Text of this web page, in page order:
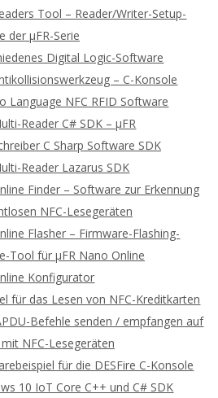
Tool – Reader/Writer-Setup-
der μFR-Serie
Digital Logic-Software
– C-Konsole
Language NFC RFID Software
Reader C# SDK – μFR
C Sharp Software SDK
Reader Lazarus SDK
Finder – Software zur Erkennung
NFC-Lesegeräten
Flasher – Firmware-Flashing-
Tool für μFR Nano Online
Konfigurator
für das Lesen von NFC-Kreditkarten
Befehle senden / empfangen auf
NFC-Lesegeräten
für die DESFire C-Konsole
10 IoT Core C++ und C# SDK